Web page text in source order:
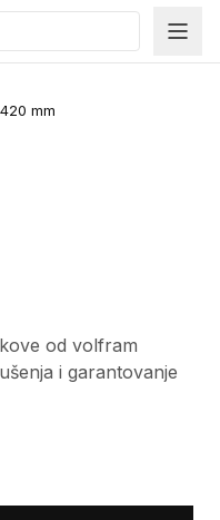
mm
od volfram
i garantovanje